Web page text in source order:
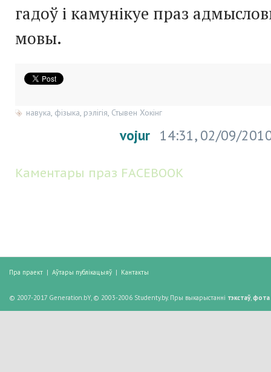
гадоў і камунікуе праз
мовы.
навука фізыка рэлігія Стывен Хокінг
vojur 14:31, 02/09/
Каментары праз FACEBOOK
Пра праект | Аўтары публікацыяў | Кантакты
© 2007-2017 Generation.bY, © 2003-2006 Studenty.by. Пры выкарыстанні тэкстаў, фота